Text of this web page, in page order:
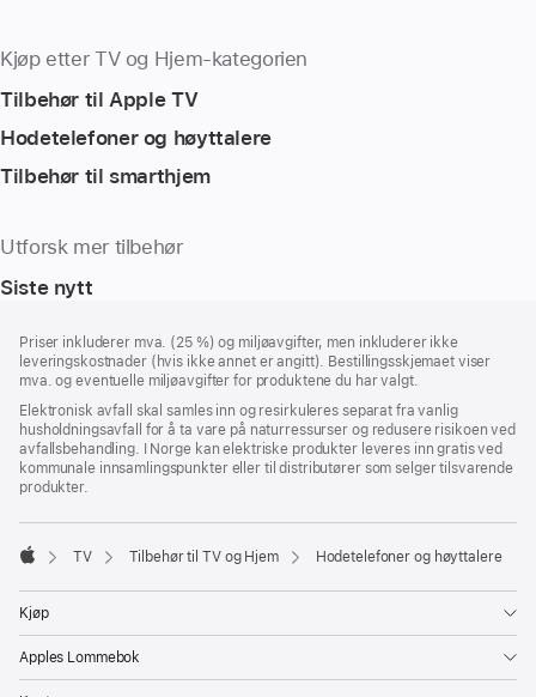
Kjøp etter TV og Hjem-kategorien
Tilbehør til Apple TV
Hodetelefoner og høyttalere
Tilbehør til smarthjem
Utforsk mer tilbehør
Siste nytt
Priser inkluderer mva. (25 %) og miljøavgifter, men inkluderer ikke
leveringskostnader (hvis ikke annet er angitt). Bestillingsskjemaet viser
mva. og eventuelle miljøavgifter for produktene du har valgt.
Elektronisk avfall skal samles inn og resirkuleres separat fra vanlig
husholdningsavfall for å ta vare på naturressurser og redusere risikoen ved
avfallsbehandling. I Norge kan elektriske produkter leveres inn gratis ved
kommunale innsamlingspunkter eller til distributører som selger tilsvarende
produkter.
TV Tilbehør til TV og Hjem Hodetelefoner og høyttalere
Kjøp
Apples Lommebok